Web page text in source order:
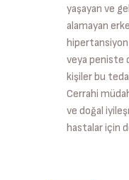
yaşayan ve
alamayan
hipertansiyon
veya peniste
kişiler bu
Cerrahi
ve doğal
hastalar için